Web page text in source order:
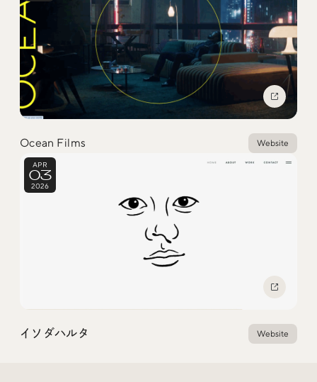
Ocean Films Website
APR
03
2026
イソダハルタ Website